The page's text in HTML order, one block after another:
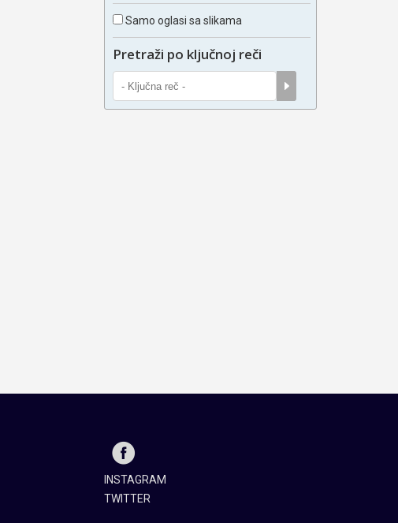
Samo oglasi sa slikama
Pretraži po ključnoj reči
INSTAGRAM
TWITTER